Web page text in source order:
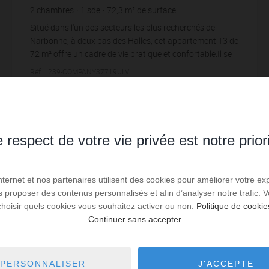
2 chambres sde 72,3 m² de surface
12,31 € prix / m²
Situé dans l'un des secteurs les plus recherchés de
Narbonne, à deux pas des Halles, cet appartement T3 de
72 m² offre un cadre de vie pratique et confortable.Il se
Lire la suite
EXCLUSIVITÉ
respect de votre vie privée est notre
et nos partenaires utilisent des cookies pour améliorer votre
proposer des contenus personnalisés et afin d’analyser notre trafic.
quels cookies vous souhaitez activer ou non. Politique de
Continuer sans accepter
PERSONNALISER J'ACCEPTE